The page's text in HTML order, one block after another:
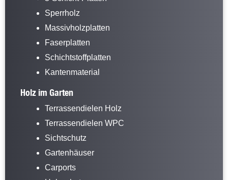
Sperrholz
Massivholzplatten
Faserplatten
Schichtstoffplatten
Kantenmaterial
Holz im Garten
Terrassendielen Holz
Terrassendielen WPC
Sichtschutz
Gartenhäuser
Carports